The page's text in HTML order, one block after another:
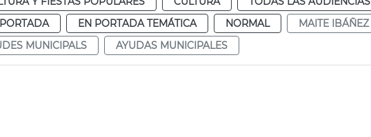
EN PORTADA TEMÁTICA NORMAL MAITE IBÁÑEZ
MUNICIPALS
AYUDAS MUNICIPALES